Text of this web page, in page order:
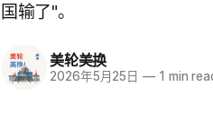
国输了"。
美轮美换
2026年5月25日 — 1 min